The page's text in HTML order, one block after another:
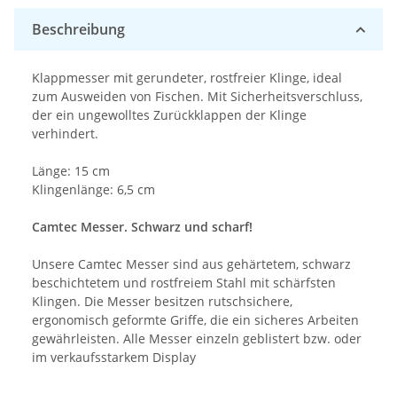
Beschreibung
Klappmesser mit gerundeter, rostfreier Klinge, ideal
zum Ausweiden von Fischen. Mit Sicherheitsverschluss,
der ein ungewolltes Zurückklappen der Klinge
verhindert.
Länge: 15 cm
Klingenlänge: 6,5 cm
Camtec Messer. Schwarz und scharf!
Unsere Camtec Messer sind aus gehärtetem, schwarz
beschichtetem und rostfreiem Stahl mit schärfsten
Klingen. Die Messer besitzen rutschsichere,
ergonomisch geformte Griffe, die ein sicheres Arbeiten
gewährleisten. Alle Messer einzeln geblistert bzw. oder
im verkaufsstarkem Display